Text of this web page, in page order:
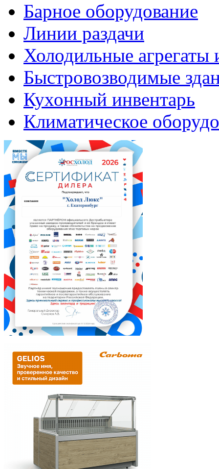
Барное оборудование
Линии раздачи
Холодильные агрегаты
Быстровозводимые
Кухонный инвентарь
Климатическое